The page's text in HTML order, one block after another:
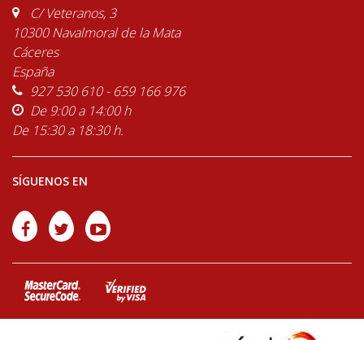
C/ Veteranos, 3
10300 Navalmoral de la Mata
Cáceres
España
927 530 610 - 659 166 976
De 9:00 a 14:00 h
De 15:30 a 18:30 h.
SÍGUENOS EN